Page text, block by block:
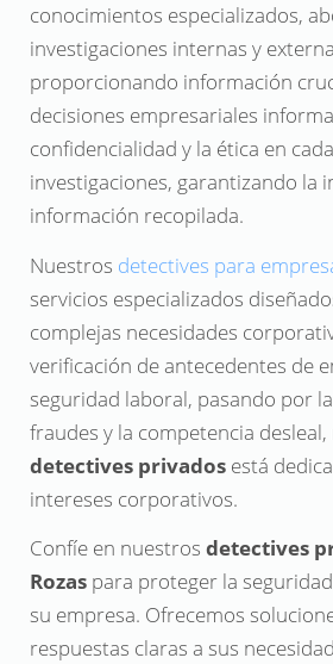
conocimientos especializados,
investigaciones internas y
proporcionando información
decisiones empresariales
confidencialidad y la ética en
investigaciones, garantizando la
información recopilada.
Nuestros detectives para
servicios especializados
complejas necesidades
verificación de antecedentes de
seguridad laboral, pasando por
fraudes y la competencia
detectives privados está
intereses corporativos.
Confíe en nuestros detectives
Rozas para proteger la
su empresa. Ofrecemos
respuestas claras a sus